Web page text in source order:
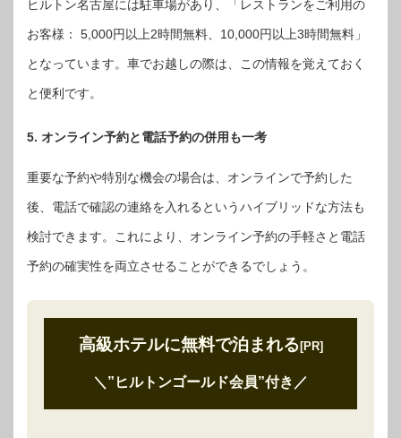
ヒルトン名古屋には駐車場があり、「レストランをご利用の
お客様： 5,000円以上2時間無料、10,000円以上3時間無料」
となっています。車でお越しの際は、この情報を覚えておく
と便利です。
5. オンライン予約と電話予約の併用も一考
重要な予約や特別な機会の場合は、オンラインで予約した
後、電話で確認の連絡を入れるというハイブリッドな方法も
検討できます。これにより、オンライン予約の手軽さと電話
予約の確実性を両立させることができるでしょう。
高級ホテルに無料で泊まれる [PR]
＼”ヒルトンゴールド会員”付き ／